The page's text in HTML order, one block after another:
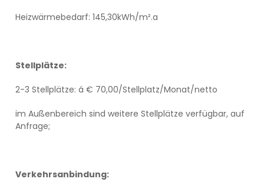
Heizwärmebedarf: 145,30kWh/m².a
Stellplätze:
2-3 Stellplätze: á € 70,00/Stellplatz/Monat/netto
im Außenbereich sind weitere Stellplätze verfügbar, auf
Anfrage;
Verkehrsanbindung: